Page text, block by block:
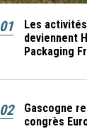
01
Les
deviennent
Packaging
02
Gascogne
congrès